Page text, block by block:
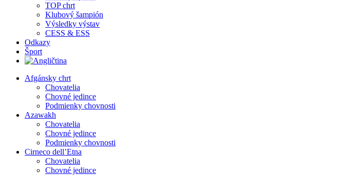
TOP chrt
Klubový šampión
Výsledky výstav
CESS & ESS
Odkazy
Šport
Afgánsky chrt
Chovatelia
Chovné jedince
Podmienky chovnosti
Azawakh
Chovatelia
Chovné jedince
Podmienky chovnosti
Cirneco dell’Etna
Chovatelia
Chovné jedince